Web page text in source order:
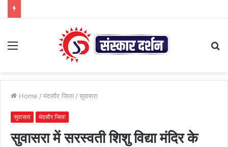
Menu
Home / मंदसौर जिला / सुवासरा
सुवासरा मंदसौर जिला
सुवासरा में सरस्वती शिशु विद्या मंदिर के